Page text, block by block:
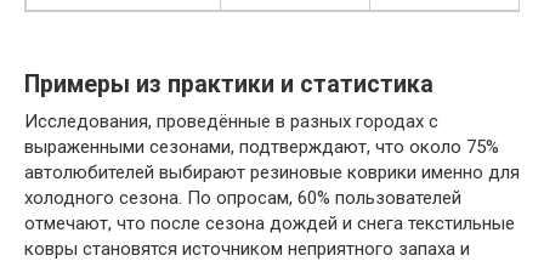
Примеры из практики и статистика
Исследования, проведённые в разных городах с
выраженными сезонами, подтверждают, что около 75%
автолюбителей выбирают резиновые коврики именно для
холодного сезона. По опросам, 60% пользователей
отмечают, что после сезона дождей и снега текстильные
ковры становятся источником неприятного запаха и